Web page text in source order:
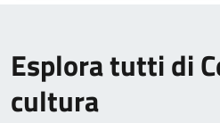
Esplora tutti di
cultura